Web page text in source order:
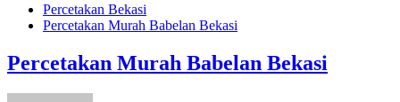
Percetakan Bekasi
Percetakan Murah Babelan Bekasi
Percetakan Murah Babelan Bekasi